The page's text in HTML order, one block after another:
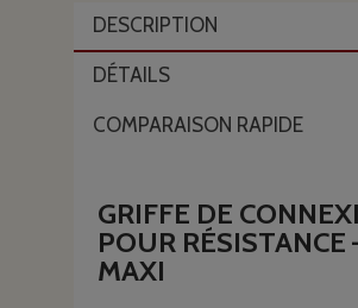
DESCRIPTION
DÉTAILS
COMPARAISON RAPIDE
GRIFFE DE
POUR RÉSISTANCE
MAXI